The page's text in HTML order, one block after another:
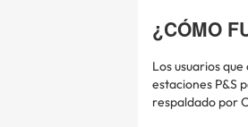
¿CÓMO
Los usuarios
estaciones P&S
respaldado por